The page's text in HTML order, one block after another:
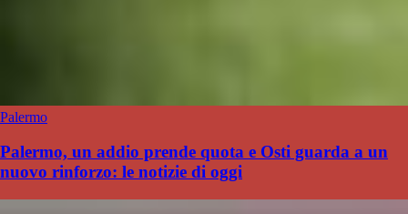
Palermo
Palermo, un addio prende quota e Osti guarda a un
nuovo rinforzo: le notizie di oggi